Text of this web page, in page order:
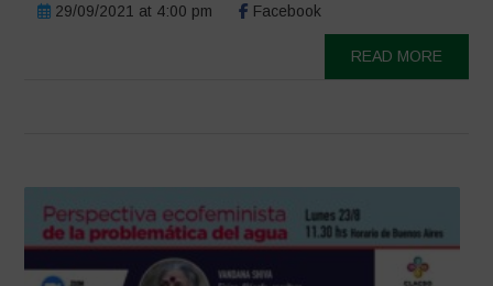
29/09/2021 at 4:00 pm Facebook
READ MORE